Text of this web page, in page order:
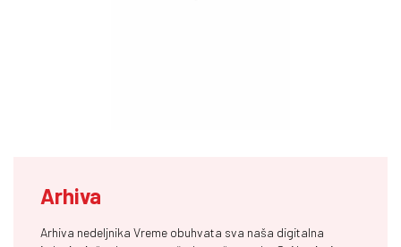
Arhiva
Arhiva nedeljnika Vreme obuhvata sva naša digitalna